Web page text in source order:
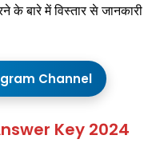
के बारे में विस्तार से जानकारी
Channel
Key 2024